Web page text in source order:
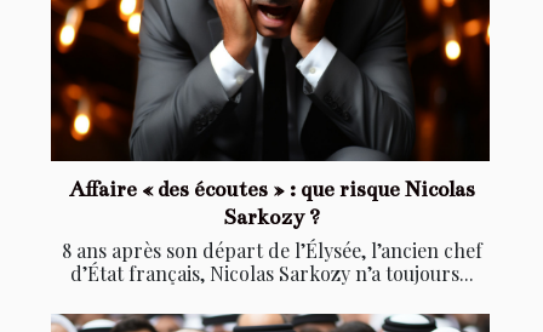
Affaire « des écoutes » : que risque Nicolas
Sarkozy ?
8 ans après son départ de l’Élysée, l’ancien chef
d’État français, Nicolas Sarkozy n’a toujours...